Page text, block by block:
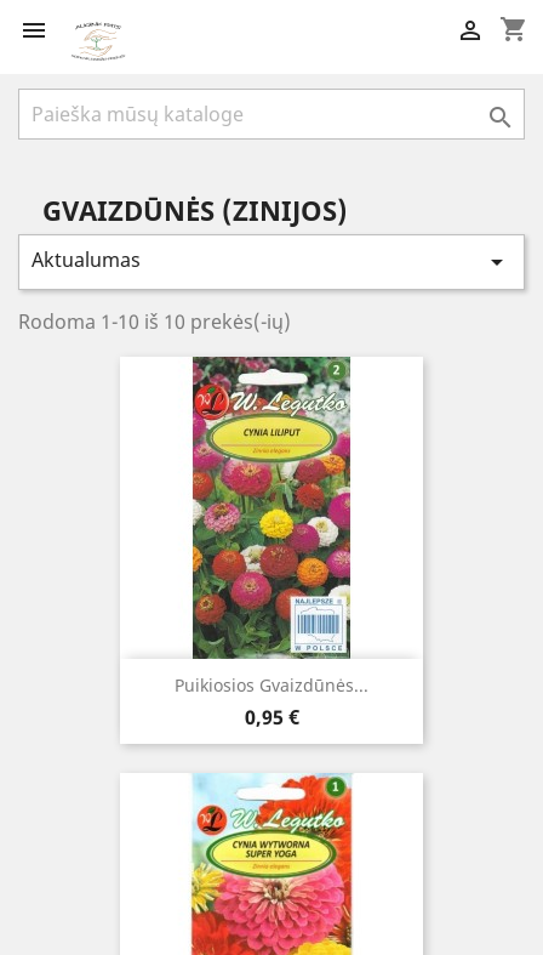
 shopping_cart


GVAIZDŪNĖS (ZINIJOS)
Aktualumas 
Rodoma 1-10 iš 10 prekės(-ių)
Puikiosios Gvaizdūnės...
Kaina
0,95 €